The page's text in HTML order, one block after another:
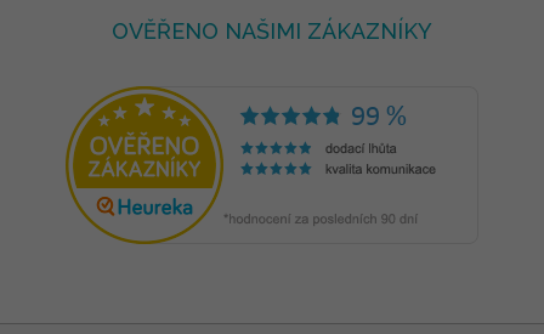
OVĚŘENO NAŠIMI ZÁKAZNÍKY